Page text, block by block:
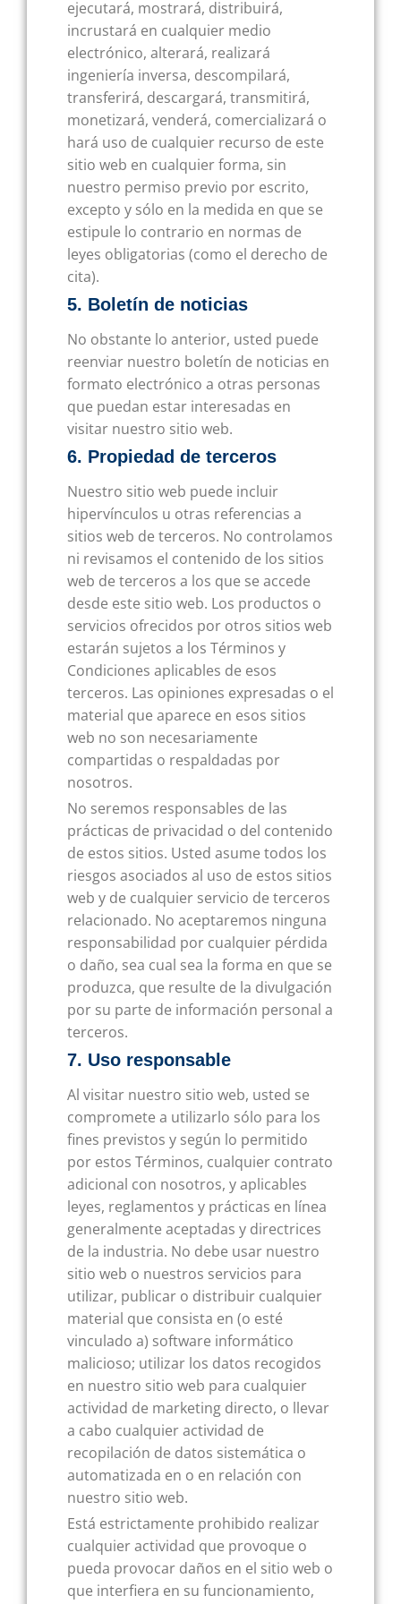
ejecutará, mostrará, distribuirá,
incrustará en cualquier medio
electrónico, alterará, realizará
ingeniería inversa, descompilará,
transferirá, descargará, transmitirá,
monetizará, venderá, comercializará o
hará uso de cualquier recurso de este
sitio web en cualquier forma, sin
nuestro permiso previo por escrito,
excepto y sólo en la medida en que se
estipule lo contrario en normas de
leyes obligatorias (como el derecho de
cita).
5. Boletín de noticias
No obstante lo anterior, usted puede
reenviar nuestro boletín de noticias en
formato electrónico a otras personas
que puedan estar interesadas en
visitar nuestro sitio web.
6. Propiedad de terceros
Nuestro sitio web puede incluir
hipervínculos u otras referencias a
sitios web de terceros. No controlamos
ni revisamos el contenido de los sitios
web de terceros a los que se accede
desde este sitio web. Los productos o
servicios ofrecidos por otros sitios web
estarán sujetos a los Términos y
Condiciones aplicables de esos
terceros. Las opiniones expresadas o el
material que aparece en esos sitios
web no son necesariamente
compartidas o respaldadas por
nosotros.
No seremos responsables de las
prácticas de privacidad o del contenido
de estos sitios. Usted asume todos los
riesgos asociados al uso de estos sitios
web y de cualquier servicio de terceros
relacionado. No aceptaremos ninguna
responsabilidad por cualquier pérdida
o daño, sea cual sea la forma en que se
produzca, que resulte de la divulgación
por su parte de información personal a
terceros.
7. Uso responsable
Al visitar nuestro sitio web, usted se
compromete a utilizarlo sólo para los
fines previstos y según lo permitido
por estos Términos, cualquier contrato
adicional con nosotros, y aplicables
leyes, reglamentos y prácticas en línea
generalmente aceptadas y directrices
de la industria. No debe usar nuestro
sitio web o nuestros servicios para
utilizar, publicar o distribuir cualquier
material que consista en (o esté
vinculado a) software informático
malicioso; utilizar los datos recogidos
en nuestro sitio web para cualquier
actividad de marketing directo, o llevar
a cabo cualquier actividad de
recopilación de datos sistemática o
automatizada en o en relación con
nuestro sitio web.
Está estrictamente prohibido realizar
cualquier actividad que provoque o
pueda provocar daños en el sitio web o
que interfiera en su funcionamiento,